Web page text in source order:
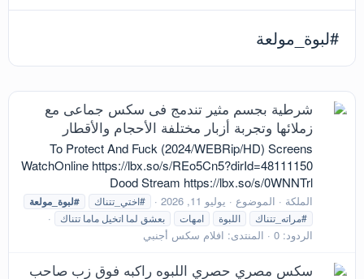
#لبوة_مولعة
شرطية بجسم مثير تندمج فى سكس جماعى مع
زملائها وتجربة أزبار مختلفة الأحجام والأقطار
To Protect And Fuck (2024/WEBRip/HD) Screens
WatchOnline https://lbx.so/s/REo5Cn5?dirId=48111150
Dood Stream https://lbx.so/s/0WNNTrl
الملكة الموضوع يوليو 11, 2026 #اختي_تتناك #لبوة_مولعة
#مراته_تتناك اللبوة امهات بعشق لما اتخيل ماما تتناك
الردود: 0 المنتدى: افلام سكس أجنبي
سكس مصري حصري اللبوه راكبه فوق زب صاحب